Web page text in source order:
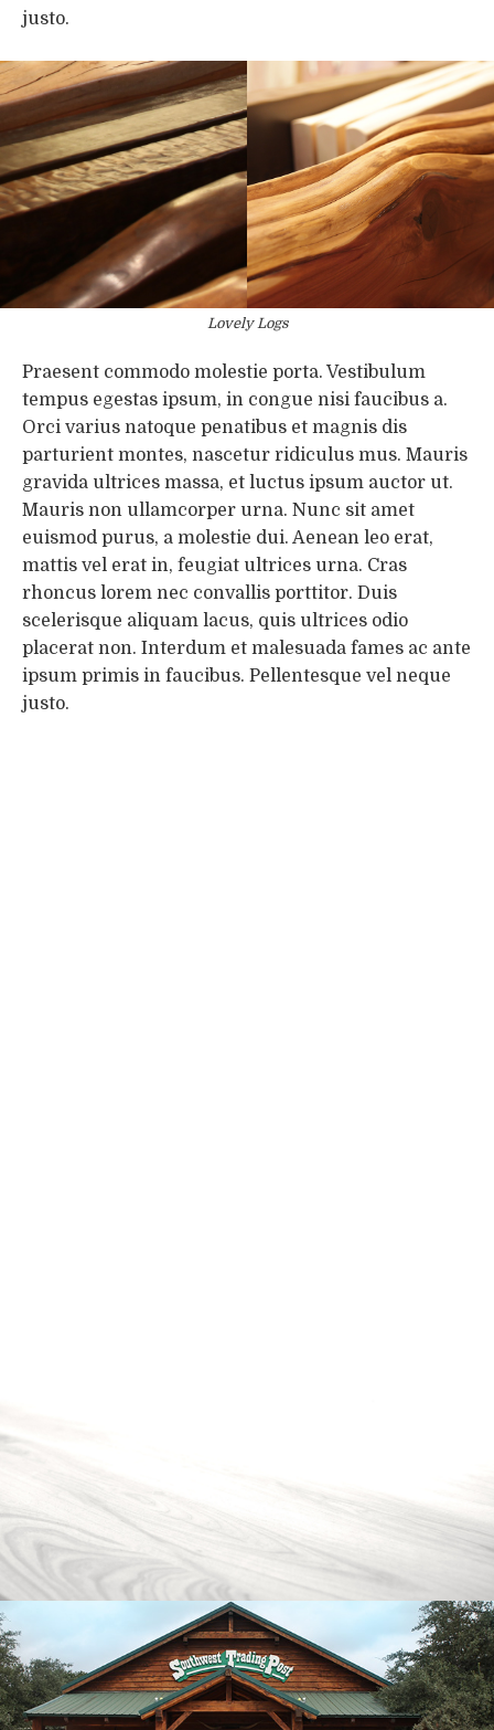
justo.
Lovely Logs
Praesent commodo molestie porta. Vestibulum
tempus egestas ipsum, in congue nisi faucibus a.
Orci varius natoque penatibus et magnis dis
parturient montes, nascetur ridiculus mus. Mauris
gravida ultrices massa, et luctus ipsum auctor ut.
Mauris non ullamcorper urna. Nunc sit amet
euismod purus, a molestie dui. Aenean leo erat,
mattis vel erat in, feugiat ultrices urna. Cras
rhoncus lorem nec convallis porttitor. Duis
scelerisque aliquam lacus, quis ultrices odio
placerat non. Interdum et malesuada fames ac ante
ipsum primis in faucibus. Pellentesque vel neque
justo.